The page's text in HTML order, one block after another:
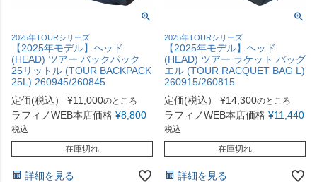
2025年TOURシリーズ
【2025年モデル】ヘッド
(HEAD) ツアー バックパック
25リットル (TOUR BACKPACK
25L) 260945/260845
定価(税込）
¥11,000のところ
ラフィノWEB本店価格 ¥8,800
税込
在庫切れ
詳細を見る
2025年TOURシリーズ
【2025年モデル】ヘッド
(HEAD) ツアー ラケット バッグ
エル (TOUR RACQUET BAG L)
260915/260815
定価(税込）
¥14,300のところ
ラフィノWEB本店価格 ¥11,440
税込
在庫切れ
詳細を見る